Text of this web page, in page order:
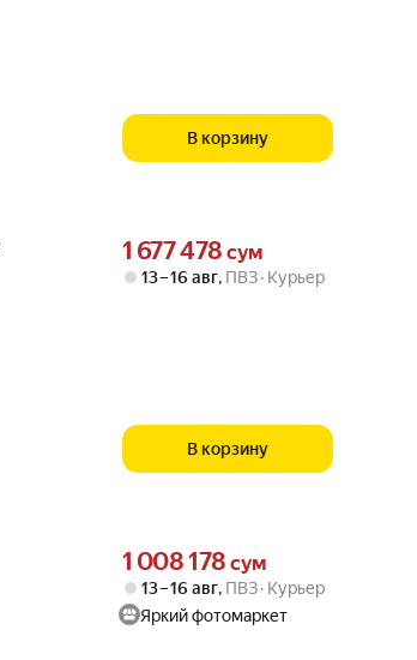
В корзину
Цена 1677478 сум вместо
1 677 478 сум
13 – 16 авг, ПВЗ Курьер
В корзину
Цена 1008178 сум вместо
1 008 178 сум
13 – 16 авг, ПВЗ Курьер
Яркий фотомаркет